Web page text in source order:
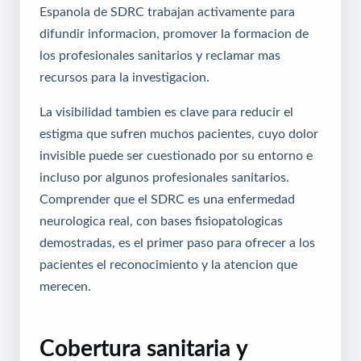
Espanola de SDRC trabajan activamente para
difundir informacion, promover la formacion de
los profesionales sanitarios y reclamar mas
recursos para la investigacion.
La visibilidad tambien es clave para reducir el
estigma que sufren muchos pacientes, cuyo dolor
invisible puede ser cuestionado por su entorno e
incluso por algunos profesionales sanitarios.
Comprender que el SDRC es una enfermedad
neurologica real, con bases fisiopatologicas
demostradas, es el primer paso para ofrecer a los
pacientes el reconocimiento y la atencion que
merecen.
Cobertura sanitaria y